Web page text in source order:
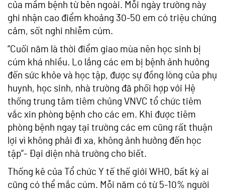
của mầm bệnh từ bên ngoài. Mỗi ngày trường này
ghi nhận cao điểm khoảng 30-50 em có triệu chứng
cảm, sốt nghi nhiễm cúm.
“Cuối năm là thời điểm giao mùa nên học sinh bị
cúm khá nhiều. Lo lắng các em bị bệnh ảnh hưởng
đến sức khỏe và học tập, được sự đồng lòng của phụ
huynh, học sinh, nhà trường đã phối hợp với Hệ
thống trung tâm tiêm chủng VNVC tổ chức tiêm
vắc xin phòng bệnh cho các em. Khi được tiêm
phòng bệnh ngay tại trường các em cũng rất thuận
lợi vì không phải đi xa, không ảnh hưởng đến học
tập”- Đại diện nhà trường cho biết.
Thống kê của Tổ chức Y tế thế giới WHO, bất kỳ ai
cũng có thể mắc cúm. Mỗi năm có từ 5-10% người